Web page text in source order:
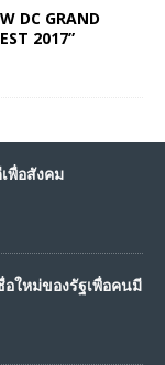
DC GRAND
2017”
พื่อสังคม
ใหม่ของรัฐเพื่อคนมี